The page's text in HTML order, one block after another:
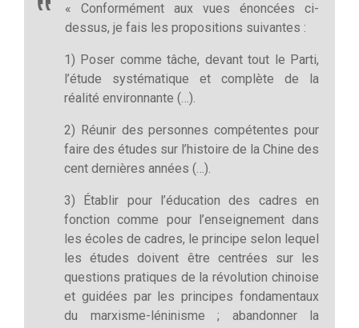
« Conformément aux vues énoncées ci-
dessus, je fais les propositions suivantes :
1) Poser comme tâche, devant tout le Parti,
l’étude systématique et complète de la
réalité environnante (…).
2) Réunir des personnes compétentes pour
faire des études sur l’histoire de la Chine des
cent dernières années (…).
3) Établir pour l’éducation des cadres en
fonction comme pour l’enseignement dans
les écoles de cadres, le principe selon lequel
les études doivent être centrées sur les
questions pratiques de la révolution chinoise
et guidées par les principes fondamentaux
du marxisme-léninisme ; abandonner la